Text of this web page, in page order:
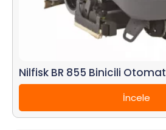
Nilfisk BR 855 Binicili Otomat
İncele